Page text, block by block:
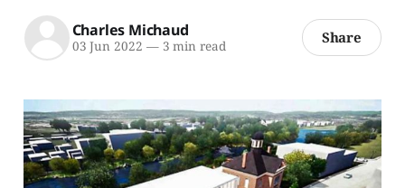
Charles Michaud
03 Jun 2022 —3 min read Share